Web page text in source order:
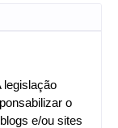
legislação
o
e/ou sites